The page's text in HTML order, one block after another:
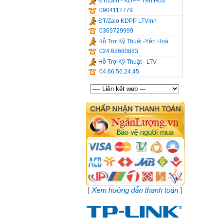
0904112779
ĐT/Zalo KDPP LTVinh
0369729999
Hỗ Trợ Kỹ Thuật -Yên Hoà
024.62660883
Hỗ Trợ Kỹ Thuật - LTV
04.66.56.24.45